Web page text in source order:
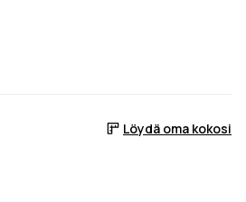
Löydä oma kokosi